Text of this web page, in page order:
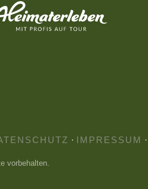
· IMPRESSUM ·
vorbehalten.